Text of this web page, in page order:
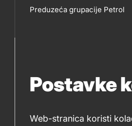
Postavke
Web-stranica koristi
Preduzeća grupacije Petrol